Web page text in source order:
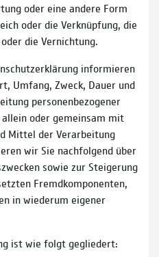
oder eine andere Form
oder die Verknüpfung, die
die Vernichtung.
informieren
Umfang, Zweck, Dauer und
personenbezogener
oder gemeinsam mit
Mittel der Verarbeitung
wir Sie nachfolgend über
sowie zur Steigerung
Fremdkomponenten,
in wiederum eigener
ist wie folgt gegliedert: